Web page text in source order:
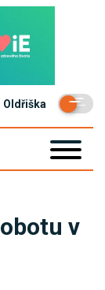
Oldřiška
v